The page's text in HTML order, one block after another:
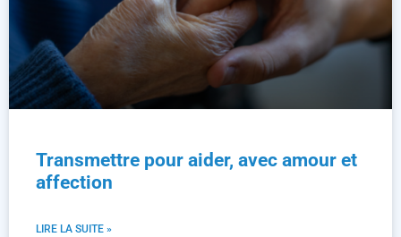
Transmettre pour aider, avec amour et
affection
LIRE LA SUITE »